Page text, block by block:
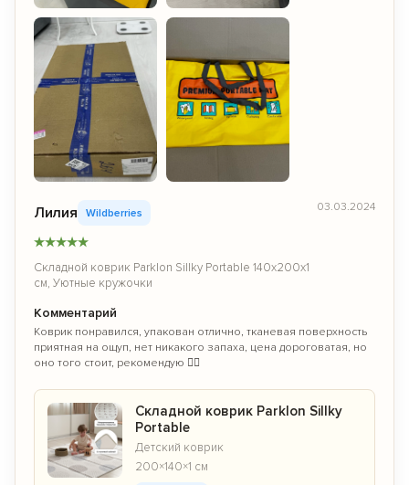
Лилия Wildberries
★★★★★
Складной коврик Parklon Sillky Portable 140x200x1
см, Уютные кружочки
03.03.2024
Комментарий
Коврик понравился, упакован отлично, тканевая поверхность
приятная на ощуп, нет никакого запаха, цена дороговатая, но
оно того стоит, рекомендую 👌🏻
Складной коврик Parklon Sillky
Portable
Детский коврик
200×140×1 см